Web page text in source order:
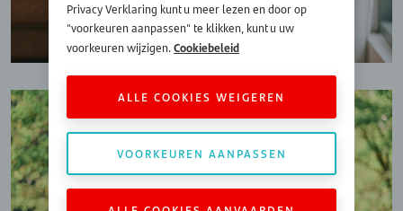
Privacy Verklaring kunt u meer lezen en door op
"voorkeuren aanpassen" te klikken, kunt u uw
voorkeuren wijzigen.Cookiebeleid
ALLE COOKIES WEIGEREN
VOORKEUREN AANPASSEN